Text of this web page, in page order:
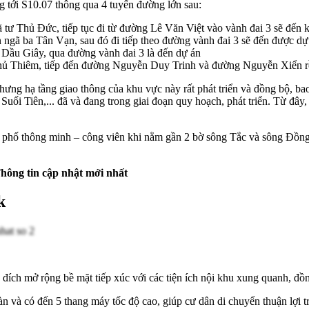
tới S10.07 thông qua 4 tuyến đường lớn sau:
Thủ Đức, tiếp tục đi từ đường Lê Văn Việt vào vành đai 3 sẽ đến
ba Tân Vạn, sau đó đi tiếp theo đường vành đai 3 sẽ đến được
Giây, qua đường vành đai 3 là đến dự án
Thiêm, tiếp đến đường Nguyễn Duy Trinh và đường Nguyễn Xiển
hạ tầng giao thông của khu vực này rất phát triển và đồng bộ,
Tiên,... đã và đang trong giai đoạn quy hoạch, phát triển. Từ
thông minh – công viên khi nằm gần 2 bờ sông Tắc và sông
tin cập nhật mới nhất
mở rộng bề mặt tiếp xúc với các tiện ích nội khu xung quanh,
và có đến 5 thang máy tốc độ cao, giúp cư dân di chuyển thuận